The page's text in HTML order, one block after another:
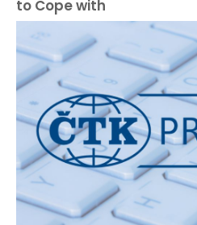
to Cope with